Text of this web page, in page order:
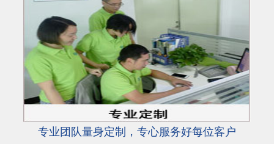
专业团队量身定制，专心服务好每位客户